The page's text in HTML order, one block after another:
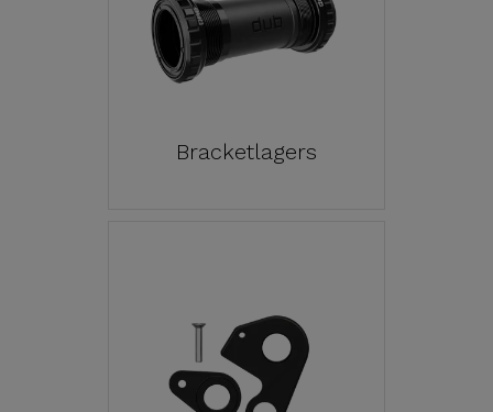
Bracketlagers